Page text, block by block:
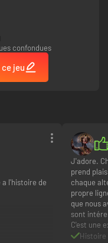
confondues
jeu
l'histoire de
J'adore.
prend
chaque
propre
que nous
sont
C'est une